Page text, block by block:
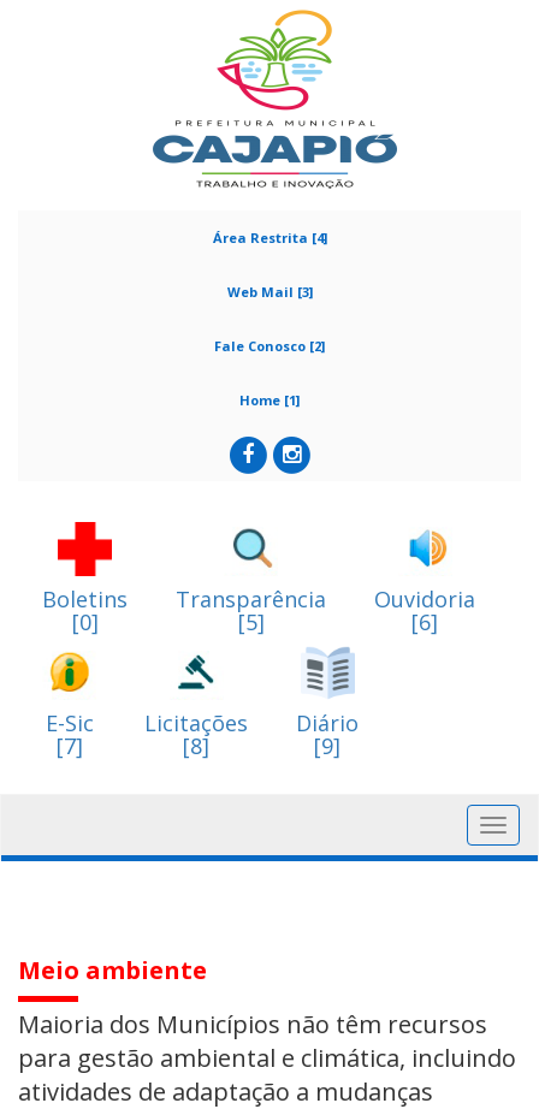
Área Restrita [4]
Web Mail [3]
Fale Conosco [2]
Home [1]
Boletins
[0]
Transparência
[5]
Ouvidoria
[6]
E-Sic
[7]
Licitações
[8]
Diário
[9]
Meio ambiente
Maioria dos Municípios não têm recursos
para gestão ambiental e climática, incluindo
atividades de adaptação a mudanças